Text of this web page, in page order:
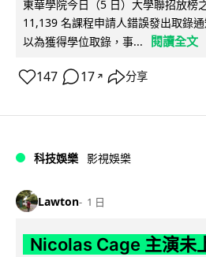
東華學院今日（5 日）大學聯招放榜
11,139 名課程申請人錯誤發出取錄
以為獲得學位取錄，事...
閱讀全文
147 17 ↗ 分享
科技娛樂 影視娛樂
Lawton 1 日
Nicolas Cage 主演未